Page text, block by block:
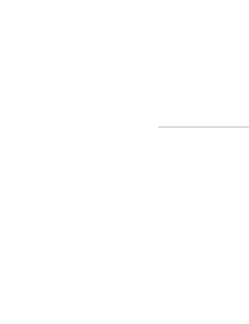
– Народний
також